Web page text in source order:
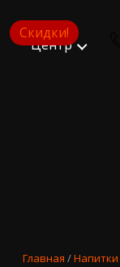
Центр
Главная /Напитки
Скидки!